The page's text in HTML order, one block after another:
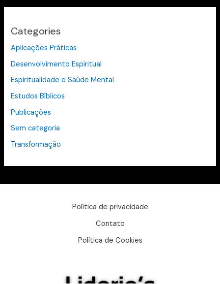
Categories
Aplicações Práticas
Desenvolvimento Espiritual
Espiritualidade e Saúde Mental
Estudos Bíblicos
Publicações
Sem categoria
Transformação
Política de privacidade
Contato
Política de Cookies